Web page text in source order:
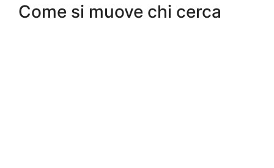
Come si muove chi cerca